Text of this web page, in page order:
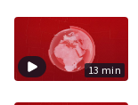
13 min